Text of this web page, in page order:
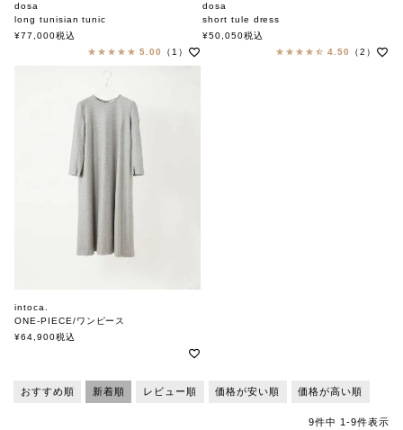
dosa
long tunisian tunic
ドーサ
¥77,000税込
5.00
（1）
dosa
short tule dress
ドーサ
¥50,050税込
4.50
（2）
intoca.
ONE-PIECE/ワンピース
イントゥーカ
¥64,900税込
おすすめ順 新着順 レビュー順 価格が安い順 価格が高い順
9件中 1-9件表示